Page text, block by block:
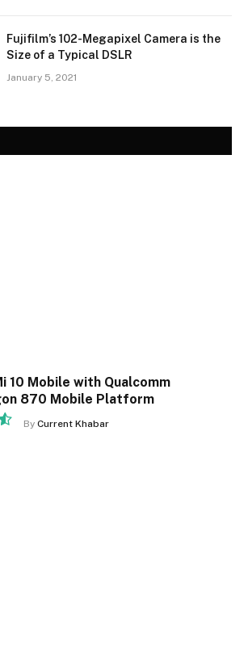
Fujifilm’s 102-Megapixel Camera is the
Size of a Typical DSLR
January 5, 2021
10 Mobile with Qualcomm
870 Mobile Platform
By Current Khabar